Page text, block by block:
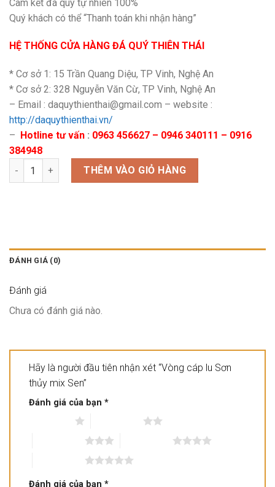
Cam kết đá quý tự nhiên 100%
Quý khách có thể “Thanh toán khi nhận hàng”
HỆ THỐNG CỬA HÀNG ĐÁ QUÝ THIÊN THÁI
* Cơ sở 1: 15 Trần Quang Diệu, TP Vinh, Nghệ An
* Cơ sở 2: 328 Nguyễn Văn Cừ, TP Vinh, Nghệ An
– Email : daquythienthai@gmail.com – website :
http://daquythienthai.vn/
–
Hotline tư vấn : 0963 456627 – 0946 340111 – 0916
384948
Vòng cáp lu Sơn thủy mix Sen số lượng
THÊM VÀO GIỎ HÀNG
ĐÁNH GIÁ (0)
Đánh giá
Chưa có đánh giá nào.
Hãy là người đầu tiên nhận xét “Vòng cáp lu Sơn
thủy mix Sen”
Đánh giá của bạn *
Đánh giá của bạn *